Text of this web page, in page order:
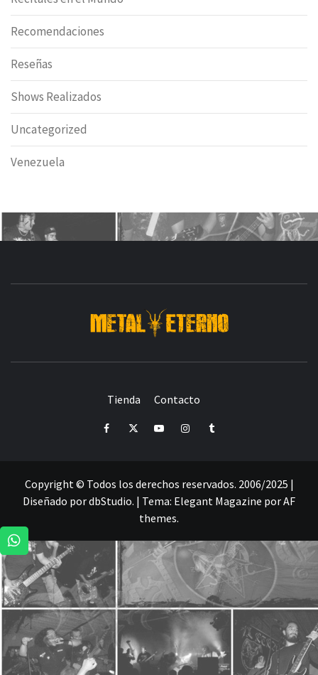
Recomendaciones
Reseñas
Shows Realizados
Uncategorized
Venezuela
CRÓNICAS DE RECITALES
PRENSA
Tienda Contacto
FacebookTwitterYoutubeInstagramTumblr
Copyright © Todos los derechos reservados. 2006/2025 |
Diseñado por dbStudio. | Tema: Elegant Magazine porAF
themes.